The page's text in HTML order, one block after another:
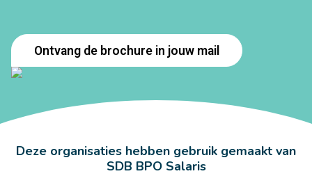
Ontvang de brochure in jouw mail
Deze organisaties hebben gebruik gemaakt van
SDB BPO Salaris